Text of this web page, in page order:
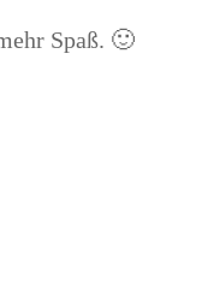
Spaß. 🙂